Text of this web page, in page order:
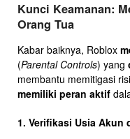
Kunci Keamanan:
Orang Tua
Kabar baiknya, Roblox
(Parental Controls) yang
membantu memitigasi
memiliki peran aktif
1. Verifikasi Usia Akun